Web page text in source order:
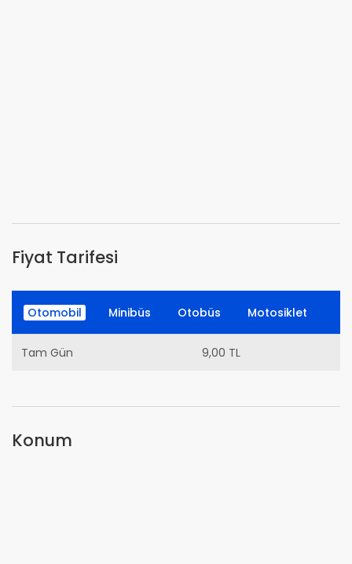
Fiyat Tarifesi
Otomobil Minibüs Otobüs Motosiklet
Tam Gün 9,00 TL
Konum